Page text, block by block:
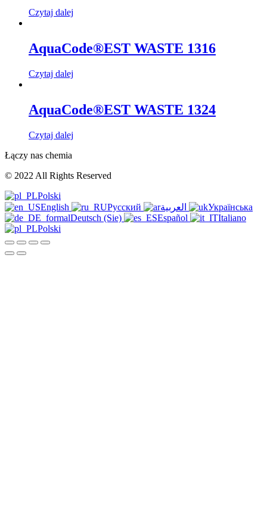
Czytaj dalej
AquaCode®EST WASTE 1316
Czytaj dalej
AquaCode®EST WASTE 1324
Czytaj dalej
Łączy nas chemia
© 2022 All Rights Reserved
Polski
English
Русский
Українська
Deutsch (Sie)
Español
Italiano
Polski